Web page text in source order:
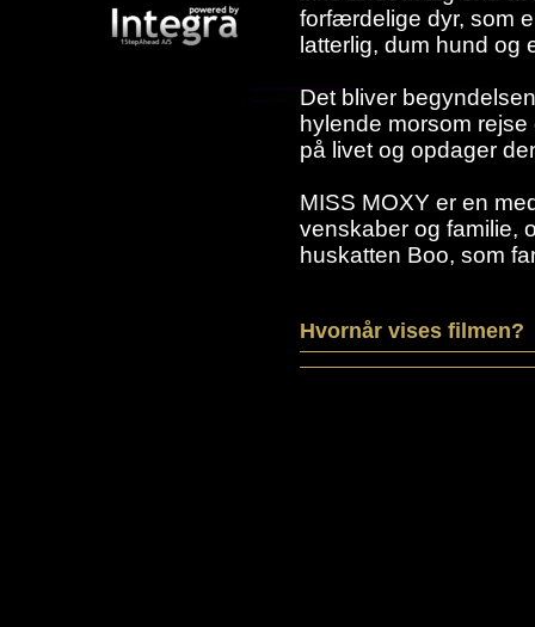
forfærdelige dyr, som
latterlig, dum hund og
Det bliver
hylende morsom
på livet og opdager
MISS MOXY er en
venskaber og familie,
huskatten Boo, som
Hvornår vises filmen?